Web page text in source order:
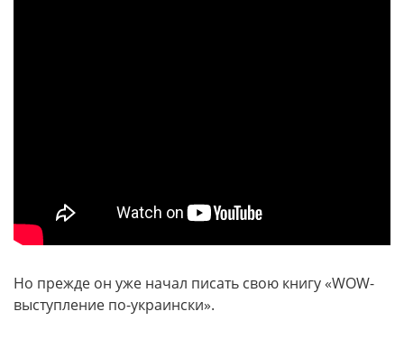
Но прежде он уже начал писать свою книгу «WOW-
выступление по-украински».